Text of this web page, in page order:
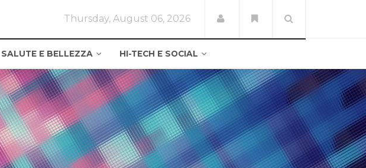
Thursday, August 06, 2026
SALUTE E BELLEZZA HI-TECH E SOCIAL